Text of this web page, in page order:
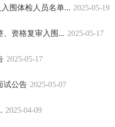
围体检人员名单... 2025-05-19
、资格复审入围... 2025-05-17
2025-05-17
试公告 2025-05-07
2025-04-09